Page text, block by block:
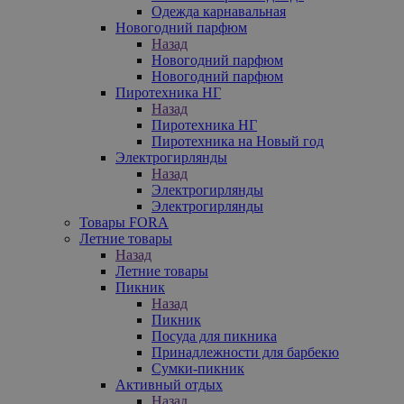
Одежда карнавальная
Новогодний парфюм
Назад
Новогодний парфюм
Новогодний парфюм
Пиротехника НГ
Назад
Пиротехника НГ
Пиротехника на Новый год
Электрогирлянды
Назад
Электрогирлянды
Электрогирлянды
Товары FORA
Летние товары
Назад
Летние товары
Пикник
Назад
Пикник
Посуда для пикника
Принадлежности для барбекю
Сумки-пикник
Активный отдых
Назад